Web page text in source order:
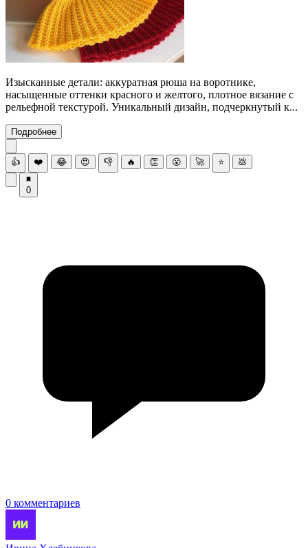
Изысканные детали: аккуратная рюша на воротнике,
насыщенные оттенки красного и желтого, плотное вязание с
рельефной текстурой. Уникальный дизайн, подчеркнутый к...
Подробнее
👍 ❤️ 😂 😍 👎 🔥 👏 😮 🚀 ⭐ 💩
0
0 комментариев